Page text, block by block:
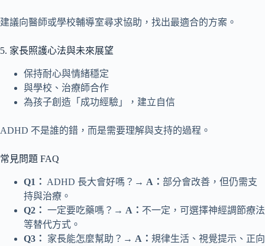
建議向醫師或學校輔導室尋求協助，找出最適合的方案。
5. 家長照護心法與未來展望
保持耐心與情緒穩定
與學校、治療師合作
為孩子創造「成功經驗」，建立自信
ADHD 不是誰的錯，而是需要理解與支持的過程。
常見問題 FAQ
Q1： ADHD 長大會好嗎？→ A： 部分會改善，但仍需支
持與治療。
Q2： 一定要吃藥嗎？→ A： 不一定，可選擇神經調節療法
等替代方式。
Q3：
家長能怎麼幫助？→ A： 規律生活、視覺提示、正向